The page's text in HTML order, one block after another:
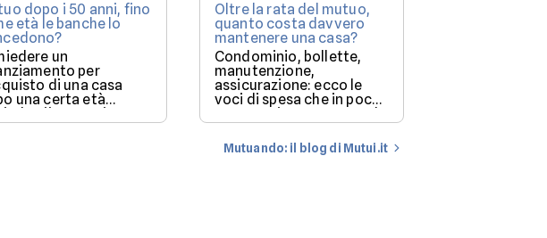
dopo i 50 anni, fino
età le banche lo
un
per
di una casa
una certa età
più attenzione:
i fattori che fanno la
Oltre la rata del mutuo,
quanto costa davvero
mantenere una casa?
Condominio, bollette,
manutenzione,
assicurazione: ecco le
voci di spesa che in pochi
mettono in conto quando
comprano casa.
Mutuando: il blog di Mutui.it